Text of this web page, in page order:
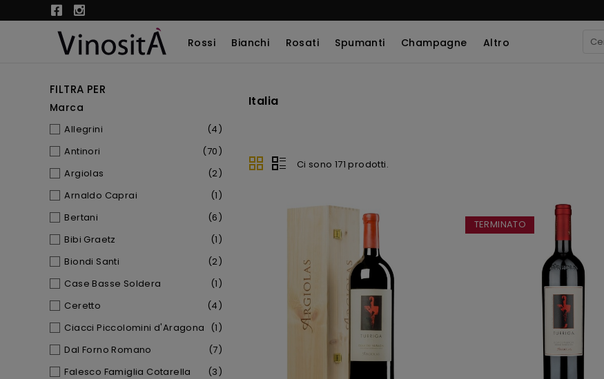
Rossi Bianchi Rosati Spumanti Champagne Altro
FILTRA PER
Marca
Allegrini
(4)
Antinori
(70)
Argiolas
(2)
Arnaldo Caprai
(1)
Bertani
(6)
Bibi Graetz
(1)
Biondi Santi
(2)
Case Basse Soldera
(1)
Ceretto
(4)
Ciacci Piccolomini d'Aragona
(1)
Dal Forno Romano
(7)
Falesco Famiglia Cotarella
(3)
Italia
Ci sono 171 prodotti.
TERMINATO